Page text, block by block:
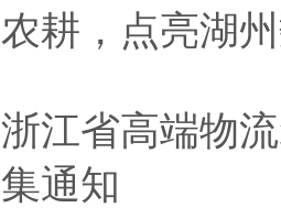
耕，点亮湖
浙江省高端物
通知